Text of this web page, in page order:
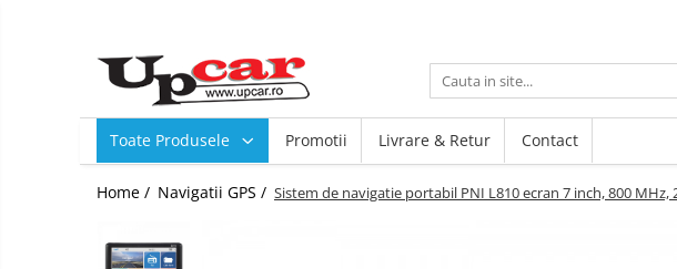
Toate Produsele
Scutere Electrice
Tricicluri Electrice
Mașini Electrice
Toate Produsele Promotii Livrare & Retur Contact
Home / Navigatii GPS / Sistem de navigatie portabil PNI L810 ecran 7 inch, 800